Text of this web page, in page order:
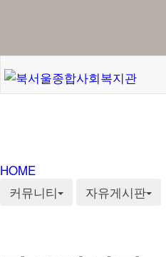
HOME
커뮤니티
자유게시판